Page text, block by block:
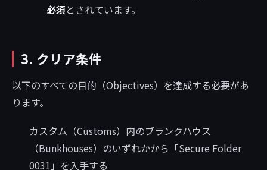
必須とされています。
3. クリア条件
以下のすべての目的（Objectives）を達成する必要があ
ります。
カスタム（Customs）内のブランクハウス
（Bunkhouses）のいずれかから「Secure Folder
0031」を入手する